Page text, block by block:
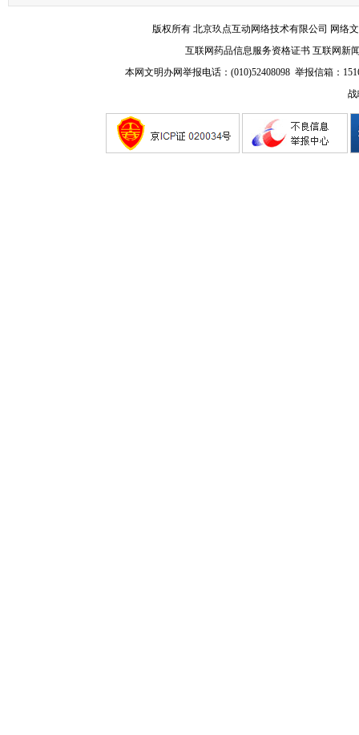
版权所有 北京玖点互动网络技术有限公司 网络
互联网药品信息服务资格证书 互联网新
本网文明办网举报电话：(010)52408098 举报信箱：